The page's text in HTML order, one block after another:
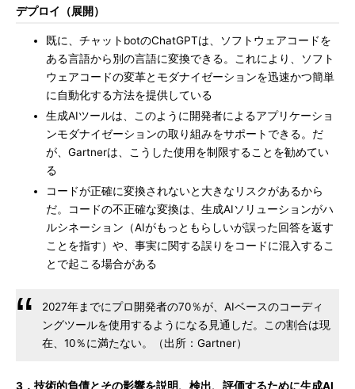
デプロイ（展開）
既に、チャットbotのChatGPTは、ソフトウェアコードを
ある言語から別の言語に変換できる。これにより、ソフト
ウェアコードの変革とモダナイゼーションを迅速かつ簡単
に自動化する方法を提供している
生成AIツールは、このように開発者によるアプリケーショ
ンモダナイゼーションの取り組みをサポートできる。だ
が、Gartnerは、こうした使用を制限することを勧めてい
る
コードが正確に変換されないと大きなリスクがあるから
だ。コードの不正確な変換は、生成AIソリューションがハ
ルシネーション（AIがもっともらしいが誤った回答を返す
ことを指す）や、事実に関する誤りをコードに混入するこ
とで起こる場合がある
2027年までにプロ開発者の70％が、AIベースのコーディ
ングツールを使用するようになる見通しだ。この割合は現
在、10％に満たない。（出所：Gartner）
3．技術的負債とその影響を説明、検出、評価するために生成AI